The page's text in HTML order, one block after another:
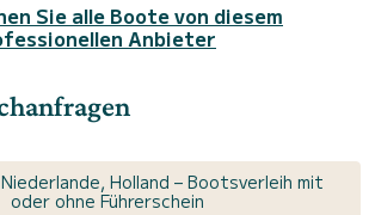
Sie alle Boote von diesem
Anbieter
Holland – Bootsverleih mit
oder ohne Führerschein